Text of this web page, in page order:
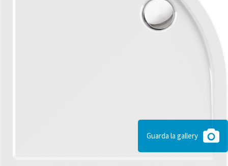
Guarda la gallery